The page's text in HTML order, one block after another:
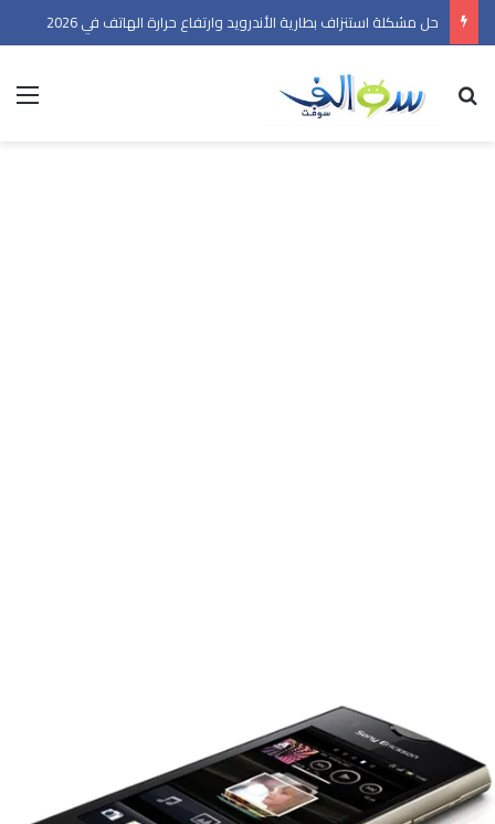
حل مشكلة استنزاف بطارية الأندرويد وارتفاع حرارة الهاتف في 2026
بحث عن